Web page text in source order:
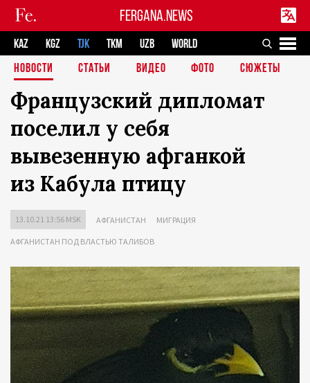
FERGANA.NEWS
KAZ KGZ TJK TKM UZB
WORLD
НОВОСТИ
СТАТЬИ ВИДЕО ФОТО СЮЖЕТЫ
Французский дипломат
поселил у себя
вывезенную афганкой
из Кабула птицу
13.10.21 13:56 MSK АФГАНИСТАН МИГРАЦИЯ
АФГАНИСТАН ПОД ВЛАСТЬЮ ТАЛИБОВ